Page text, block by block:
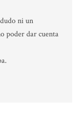
ni un
poder dar cuenta